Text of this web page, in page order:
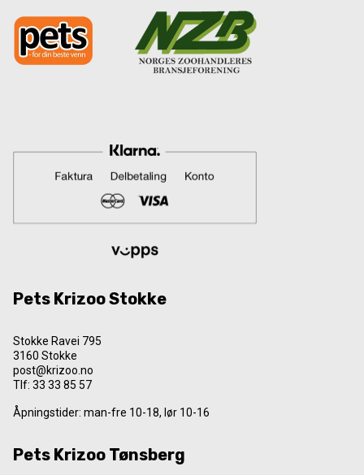
Pets Krizoo Stokke
Stokke Ravei 795
3160 Stokke
post@krizoo.no
Tlf: 33 33 85 57
Åpningstider: man-fre 10-18, lør 10-16
Pets Krizoo Tønsberg